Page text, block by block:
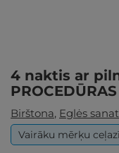
4 naktis ar
Birštona, Eglės
Vairāku mērķu